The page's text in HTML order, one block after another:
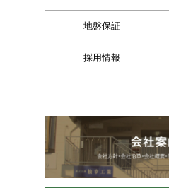
地盤保証
採用情報